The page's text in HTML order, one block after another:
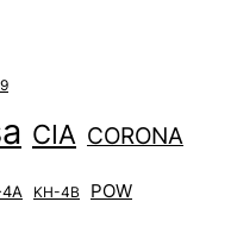
CIA CORONA
KH-4B POW